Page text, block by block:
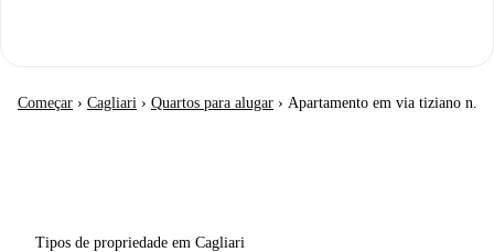
Começar › Cagliari › Quartos para alugar › Apartamento em via tiziano n.
Tipos de propriedade em Cagliari